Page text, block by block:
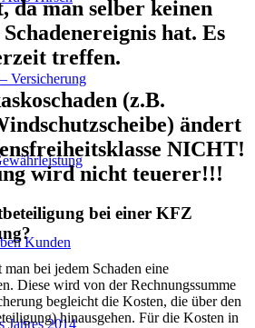
Versicherung
Kunden
Jahres 2014
da man selber keinen
hat. Es
treffen.
(z.B.
ändert
NICHT!
wird nicht teuerer!!!
bei einer KFZ
bei jedem Schaden eine
Diese wird von der Rechnungssumme
begleicht die Kosten, die über den
hinausgehen. Für die Kosten in